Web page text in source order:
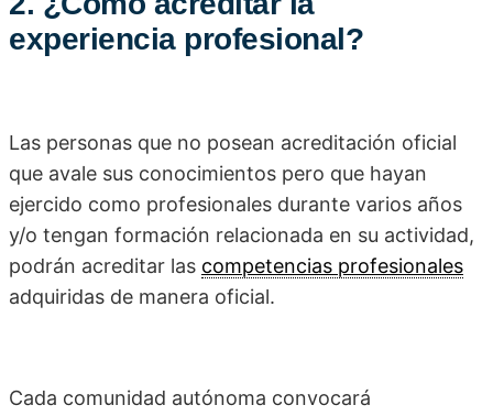
experiencia profesional?
Las personas que no posean acreditación oficial
que avale sus conocimientos pero que hayan
ejercido como profesionales durante varios años
y/o tengan formación relacionada en su actividad,
podrán acreditar las competencias profesionales
adquiridas de manera oficial.
Cada comunidad autónoma convocará